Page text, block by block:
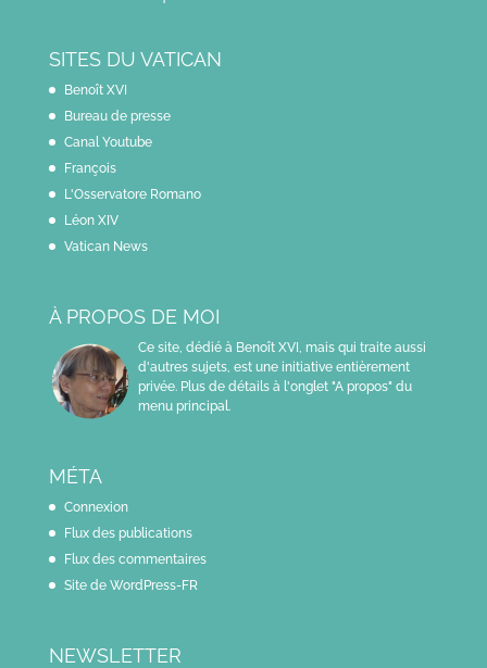
SITES DU VATICAN
Benoît XVI
Bureau de presse
Canal Youtube
François
L'Osservatore Romano
Léon XIV
Vatican News
À PROPOS DE MOI
Ce site, dédié à Benoît XVI, mais qui traite aussi
d'autres sujets, est une initiative entièrement
privée. Plus de détails à l'onglet "A propos" du
menu principal.
MÉTA
Connexion
Flux des publications
Flux des commentaires
Site de WordPress-FR
NEWSLETTER